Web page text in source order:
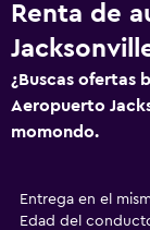
Renta de
¿Buscas ofertas
Aeropuerto
momondo.
Entrega en el
Edad del